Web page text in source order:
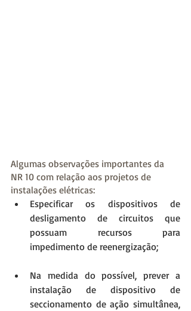
Algumas observações importantes da
NR 10 com relação aos projetos de
instalações elétricas:
Especificar os dispositivos de
desligamento de circuitos que
possuam recursos para
impedimento de reenergização;
Na medida do possível, prever a
instalação de dispositivo de
seccionamento de ação simultânea,